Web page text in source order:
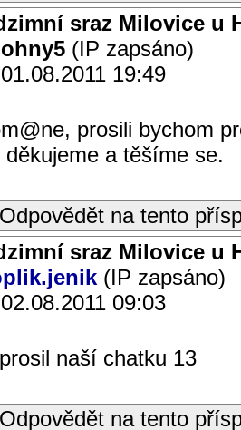
sraz Milovice u
(IP zapsáno)
19:49
prosili bychom
děkujeme a těšíme se.
Odpovědět na tento
sraz Milovice u
(IP zapsáno)
09:03
naší chatku 13
Odpovědět na tento